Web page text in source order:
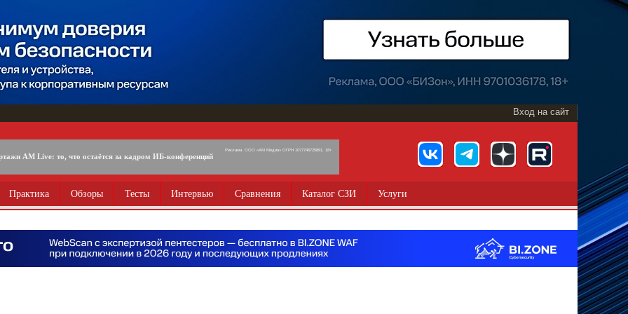
Вход на сайт
AM Live: то, что остаётся за кадром ИБ-конференций
Реклама. ООО «АМ Медиа» ОГРН 1077746725891, 18+
Практика Обзоры Тесты Интервью Сравнения Каталог СЗИ Услуги